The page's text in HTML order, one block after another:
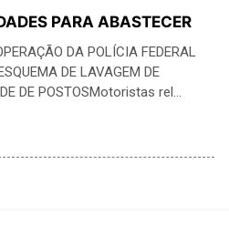
PARA ABASTECER
DA POLÍCIA FEDERAL
DE LAVAGEM DE
DE POSTOSMotoristas rel...